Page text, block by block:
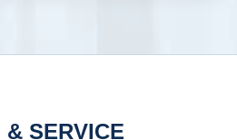
& SERVICE